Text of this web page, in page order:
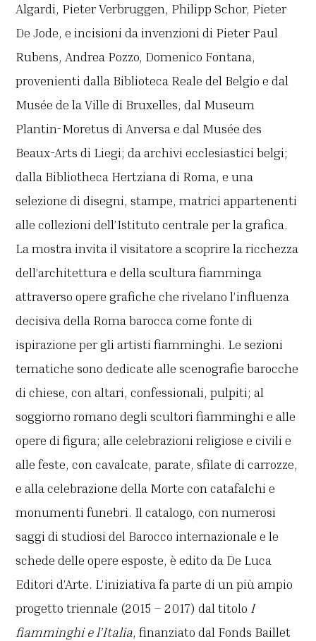
Algardi, Pieter Verbruggen, Philipp Schor, Pieter
De Jode, e incisioni da invenzioni di Pieter Paul
Rubens, Andrea Pozzo, Domenico Fontana,
provenienti dalla Biblioteca Reale del Belgio e dal
Musée de la Ville di Bruxelles, dal Museum
Plantin-Moretus di Anversa e dal Musée des
Beaux-Arts di Liegi; da archivi ecclesiastici belgi;
dalla Bibliotheca Hertziana di Roma, e una
selezione di disegni, stampe, matrici appartenenti
alle collezioni dell’Istituto centrale per la grafica.
La mostra invita il visitatore a scoprire la ricchezza
dell’architettura e della scultura fiamminga
attraverso opere grafiche che rivelano l’influenza
decisiva della Roma barocca come fonte di
ispirazione per gli artisti fiamminghi. Le sezioni
tematiche sono dedicate alle scenografie barocche
di chiese, con altari, confessionali, pulpiti; al
soggiorno romano degli scultori fiamminghi e alle
opere di figura; alle celebrazioni religiose e civili e
alle feste, con cavalcate, parate, sfilate di carrozze,
e alla celebrazione della Morte con catafalchi e
monumenti funebri. Il catalogo, con numerosi
saggi di studiosi del Barocco internazionale e le
schede delle opere esposte, è edito da De Luca
Editori d’Arte. L’iniziativa fa parte di un più ampio
progetto triennale (2015 – 2017) dal titolo I
fiamminghi e l’Italia, finanziato dal Fonds Baillet